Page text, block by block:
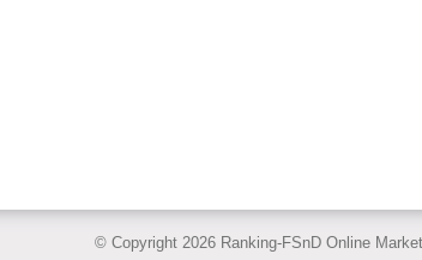
© Copyright 2026 Ranking-FSnD Online